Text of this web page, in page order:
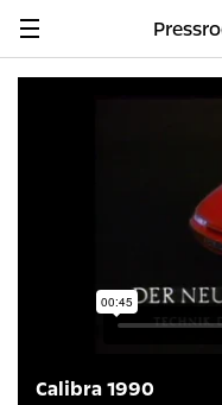
Navigation
Calibra 1990